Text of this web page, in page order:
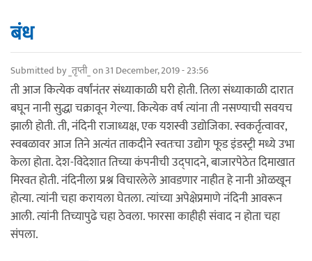
बंध
Submitted by _तृप्ती_ on 31 December, 2019 - 23:56
ती आज कित्येक वर्षांनंतर संध्याकाळी घरी होती. तिला संध्याकाळी दारात
बघून नानी सुद्धा चक्रावून गेल्या. कित्येक वर्ष त्यांना ती नसण्याची सवयच
झाली होती. ती, नंदिनी राजाध्यक्ष, एक यशस्वी उद्योजिका. स्वकर्तृत्वावर,
स्वबळावर आज तिने अत्यंत ताकदीने स्वतःचा उद्योग फूड इंडस्ट्री मध्ये उभा
केला होता. देश-विदेशात तिच्या कंपनीची उद्पादने, बाजारपेठेत दिमाखात
मिरवत होती. नंदिनीला प्रश्न विचारलेले आवडणार नाहीत हे नानी ओळखून
होत्या. त्यांनी चहा करायला घेतला. त्यांच्या अपेक्षेप्रमाणे नंदिनी आवरून
आली. त्यांनी तिच्यापुढे चहा ठेवला. फारसा काहीही संवाद न होता चहा
संपला.